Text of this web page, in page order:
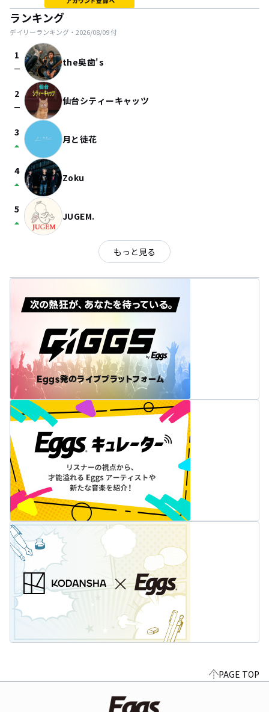
ランキング
デイリーランキング・ 2026/08/09付
1
check_indeterminate_small the奥歯's
2
check_indeterminate_small 仙台シティーキャッツ
3
arrow_drop_up 月と徒花
4
arrow_drop_up Zoku
5
arrow_drop_up JUGEM.
もっと見る
PAGE TOP